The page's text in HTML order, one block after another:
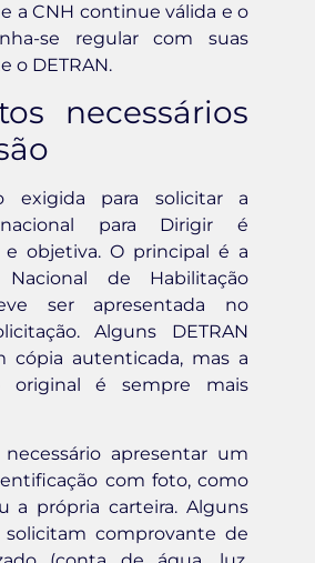
a CNH continue válida e o
se regular com suas
o DETRAN.
necessários
exigida para solicitar a
para Dirigir é
objetiva. O principal é a
Nacional de Habilitação
ser apresentada no
Alguns DETRAN
cópia autenticada, mas a
original é sempre mais
apresentar um
com foto, como
a própria carteira. Alguns
comprovante de